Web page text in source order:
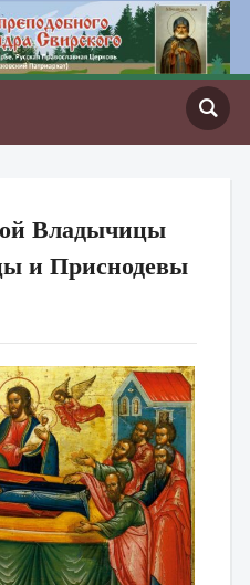
Владычицы
и Приснодевы